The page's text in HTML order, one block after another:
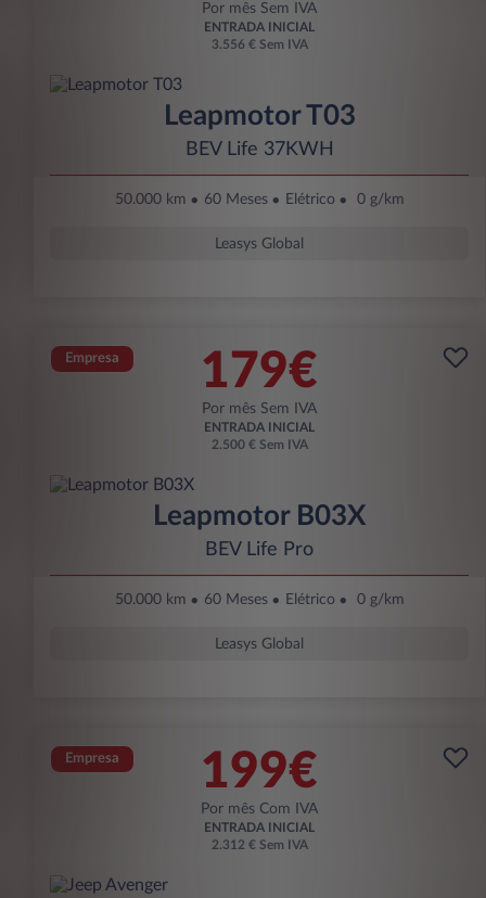
Por mês Sem IVA
ENTRADA INICIAL
3.556 € Sem IVA
Leapmotor T03
BEV Life 37KWH
50.000 km 60 Meses Elétrico 0 g/km
Leasys Global
Empresa 179€
Por mês Sem IVA
ENTRADA INICIAL
2.500 € Sem IVA
Leapmotor B03X
BEV Life Pro
50.000 km 60 Meses Elétrico 0 g/km
Leasys Global
Empresa 199€
Por mês Com IVA
ENTRADA INICIAL
2.312 € Sem IVA